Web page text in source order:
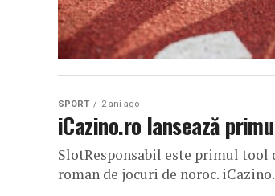
SPORT 2 ani ago
iCazino.ro lansează
SlotResponsabil este primul tool
roman de jocuri de noroc.